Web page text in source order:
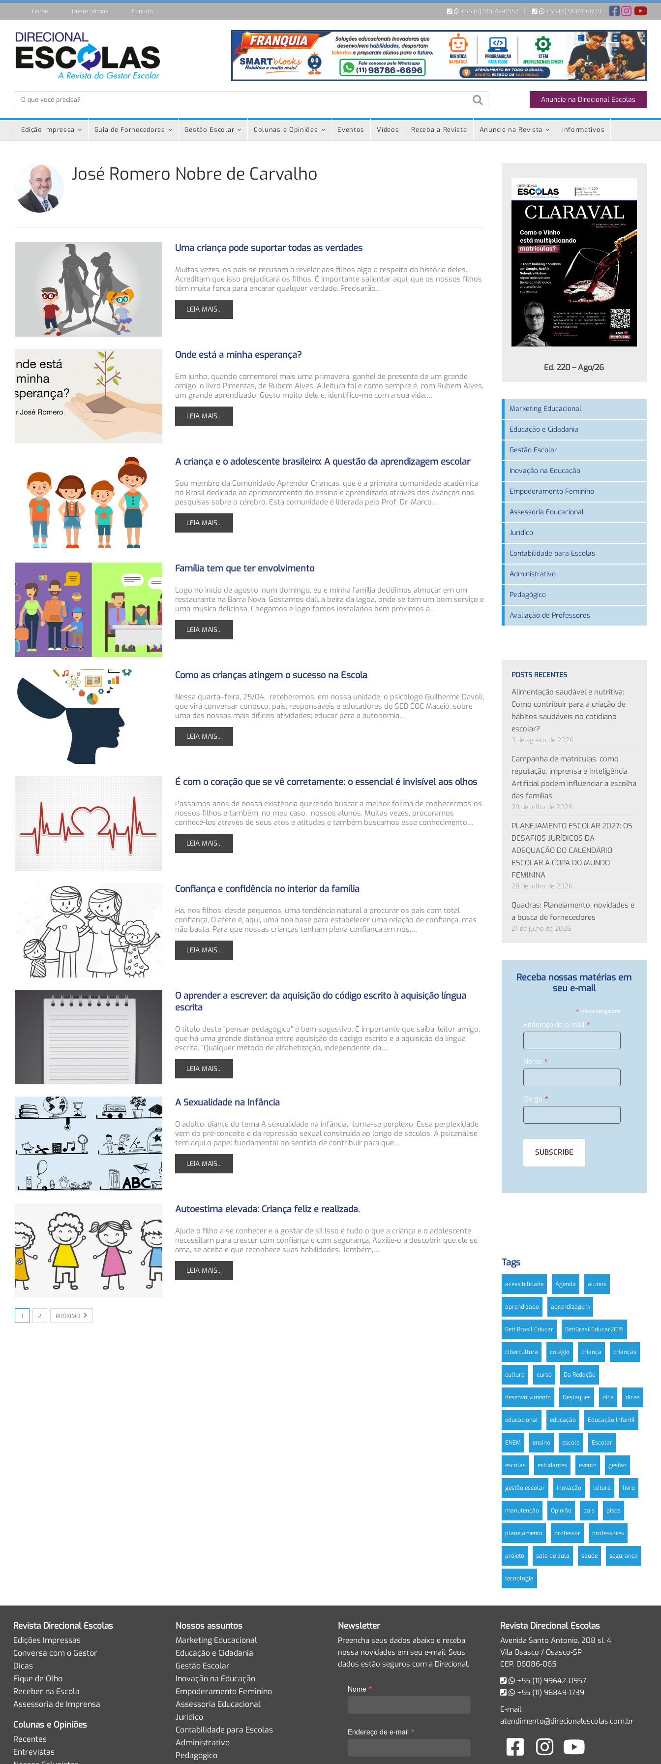
+55 (11) 99642-0957 +55 (11) 96849-1739
Home Quem Somos Contato
Anuncie na Direcional Escolas
Edição Impressa Guia de Fornecedores Gestão Escolar Colunas e Opiniões Eventos Vídeos Receba a Revista Anuncie na Revista Informativos
José Romero Nobre de Carvalho
Uma criança pode suportar todas as verdades
Muitas vezes, os pais se recusam a revelar aos filhos algo a respeito da história deles.
Acreditam que isso prejudicará os filhos. É importante salientar aqui, que os nossos filhos
têm muita força para encarar qualquer verdade. Precisarão…
LEIA MAIS...
Onde está a minha esperança?
Em junho, quando comemorei mais uma primavera, ganhei de presente de um grande
amigo, o livro Pimentas, de Rubem Alves. A leitura foi e como sempre é, com Rubem Alves,
um grande aprendizado. Gosto muito dele e, identifico-me com a sua vida.…
LEIA MAIS...
A criança e o adolescente brasileiro: A questão da aprendizagem escolar
Sou membro da Comunidade Aprender Crianças, que é a primeira comunidade acadêmica
no Brasil dedicada ao aprimoramento do ensino e aprendizado através dos avanços nas
pesquisas sobre o cérebro. Esta comunidade é liderada pelo Prof. Dr. Marco…
LEIA MAIS...
Família tem que ter envolvimento
Logo no início de agosto, num domingo, eu e minha família decidimos almoçar em um
restaurante na Barra Nova. Gostamos dali, à beira da lagoa, onde se tem um bom serviço e
uma música deliciosa. Chegamos e logo fomos instalados bem próximos à…
LEIA MAIS...
Como as crianças atingem o sucesso na Escola
Nessa quarta–feira, 25/04, receberemos, em nossa unidade, o psicólogo Guilherme Davoli,
que virá conversar conosco, pais, responsáveis e educadores do SEB COC Maceió, sobre
uma das nossas mais difíceis atividades: educar para a autonomia.…
LEIA MAIS...
É com o coração que se vê corretamente: o essencial é invisível aos olhos
Passamos anos de nossa existência querendo buscar a melhor forma de conhecermos os
nossos filhos e também, no meu caso, nossos alunos. Muitas vezes, procuramos
conhecê-los através de seus atos e atitudes e também buscamos esse conhecimento…
LEIA MAIS...
Confiança e confidência no interior da família
Há, nos filhos, desde pequenos, uma tendência natural a procurar os pais com total
confiança. O afeto é, aqui, uma boa base para estabelecer uma relação de confiança, mas
não basta. Para que nossas crianças tenham plena confiança em nós,…
LEIA MAIS...
O aprender a escrever: da aquisição do código escrito à aquisição língua
escrita
O titulo deste “pensar pedagógico” é bem sugestivo. É importante que saiba, leitor amigo,
que há uma grande distância entre aquisição do código escrito e a aquisição da língua
escrita. “Qualquer método de alfabetização, independente da…
LEIA MAIS...
A Sexualidade na Infância
O adulto, diante do tema A sexualidade na infância, torna-se perplexo. Essa perplexidade
vem do pré-conceito e da repressão sexual construída ao longo de séculos. A psicanálise
tem aqui o papel fundamental no sentido de contribuir para que…
LEIA MAIS...
Autoestima elevada: Criança feliz e realizada.
Ajude o filho a se conhecer e a gostar de si! Isso é tudo o que a criança e o adolescente
necessitam para crescer com confiança e com segurança. Auxilie-o a descobrir que ele se
ama, se aceita e que reconhece suas habilidades. Também,…
LEIA MAIS...
1 2 PRÓXIMO
Ed. 220 – Ago/26
Marketing Educacional
Educação e Cidadania
Gestão Escolar
Inovação na Educação
Empoderamento Feminino
Assessoria Educacional
Jurídico
Contabilidade para Escolas
Administrativo
Pedagógico
Avaliação de Professores
POSTS RECENTES
Alimentação saudável e nutritiva:
Como contribuir para a criação de
hábitos saudáveis no cotidiano
escolar?
3 de agosto de 2026
Campanha de matrículas: como
reputação, imprensa e Inteligência
Artificial podem influenciar a escolha
das famílias
29 de julho de 2026
PLANEJAMENTO ESCOLAR 2027: OS
DESAFIOS JURÍDICOS DA
ADEQUAÇÃO DO CALENDÁRIO
ESCOLAR À COPA DO MUNDO
FEMININA
28 de julho de 2026
Quadras: Planejamento, novidades e
a busca de fornecedores
21 de julho de 2026
Receba nossas matérias em
seu e-mail
* indica obrigatório
Endereço de e-mail *
Nome *
Cargo *
Tags
acessibilidade Agenda alunos
aprendizado aprendizagem
Bett Brasil Educar BettBrasilEducar2015
cibercultura colégio criança crianças
cultura curso Da Redação
desenvolvimento Destaques dica dicas
educacional educação Educação Infantil
ENEM ensino escola Escolar
escolas estudantes evento gestão
gestão escolar inovação leitura livro
manutenção Opinião pais pisos
planejamento professor professores
projeto sala de aula saúde segurança
tecnologia
Revista Direcional Escolas
Edições Impressas
Conversa com o Gestor
Dicas
Fique de Olho
Receber na Escola
Assessoria de Imprensa
Colunas e Opiniões
Recentes
Entrevistas
Nossos assuntos
Marketing Educacional
Educação e Cidadania
Gestão Escolar
Inovação na Educação
Empoderamento Feminino
Assessoria Educacional
Jurídico
Contabilidade para Escolas
Administrativo
Pedagógico
Newsletter
Preencha seus dados abaixo e receba
nossa novidades em seu e-mail. Seus
dados estão seguros com a Direcional.
Nome *
Endereço de e-mail *
Revista Direcional Escolas
Avenida Santo Antonio, 208 sl. 4
Vila Osasco / Osasco-SP
CEP. 06086-065
+55 (11) 99642-0957
+55 (11) 96849-1739
E-mail:
atendimento@direcionalescolas.com.br